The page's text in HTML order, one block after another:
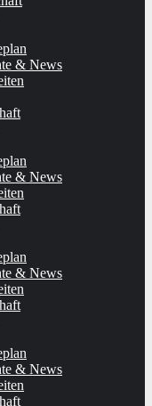
& News
& News
& News
& News